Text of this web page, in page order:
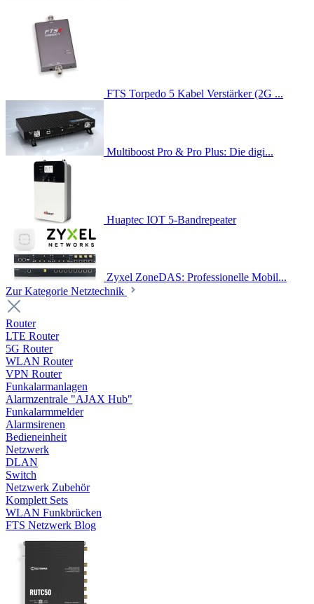
FTS Torpedo 5 Kabel Verstärker (2G ...
Multiboost Pro & Pro Plus: Die digi...
Huaptec IOT 5-Bandrepeater
Zyxel ZoneDAS: Professionelle Mobil...
Zur Kategorie Netztechnik
Router
LTE Router
5G Router
WLAN Router
VPN Router
Funkalarmanlagen
Alarmzentrale "AJAX Hub"
Funkalarmmelder
Alarmsirenen
Bedieneinheit
Netzwerk
DLAN
Switch
Netzwerk Zubehör
Komplett Sets
WLAN Funkbrücken
FTS Netzwerk Blog